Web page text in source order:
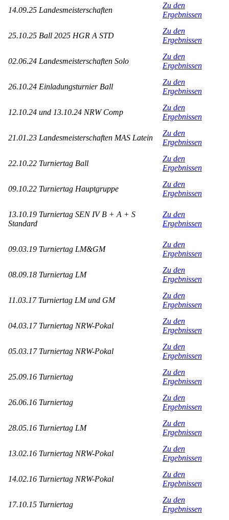
14.09.25 Landesmeisterschaften
Zu den
Ergebnissen
25.10.25 Ball 2025 HGR A STD
Zu den
Ergebnissen
02.06.24 Landesmeisterschaften Solo
Zu den
Ergebnissen
26.10.24 Einladungsturnier Ball
Zu den
Ergebnissen
12.10.24 und 13.10.24 NRW Comp
Zu den
Ergebnissen
21.01.23 Landesmeisterschaften MAS Latein
Zu den
Ergebnissen
22.10.22 Turniertag Ball
Zu den
Ergebnissen
09.10.22 Turniertag Hauptgruppe
Zu den
Ergebnissen
13.10.19 Turniertag SEN IV B + A + S
Standard
Zu den
Ergebnissen
09.03.19 Turniertag LM&GM
Zu den
Ergebnissen
08.09.18 Turniertag LM
Zu den
Ergebnissen
11.03.17 Turniertag LM und GM
Zu den
Ergebnissen
04.03.17 Turniertag NRW-Pokal
Zu den
Ergebnissen
05.03.17 Turniertag NRW-Pokal
Zu den
Ergebnissen
25.09.16 Turniertag
Zu den
Ergebnissen
26.06.16 Turniertag
Zu den
Ergebnissen
28.05.16 Turniertag LM
Zu den
Ergebnissen
13.02.16 Turniertag NRW-Pokal
Zu den
Ergebnissen
14.02.16 Turniertag NRW-Pokal
Zu den
Ergebnissen
17.10.15 Turniertag
Zu den
Ergebnissen